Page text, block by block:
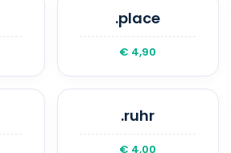
.place
€ 4,90
.ruhr
€ 4,00